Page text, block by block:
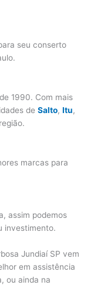
seu conserto
1990. Com mais
deSalto,Itu,
marcas para
assim podemos
investimento.
Jundiaí SP vem
em assistência
ou ainda na